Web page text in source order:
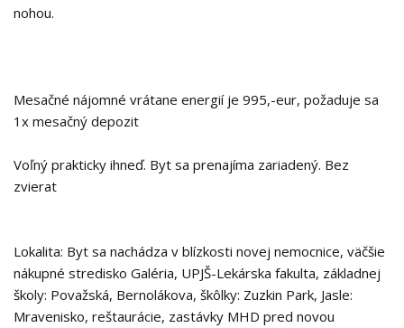
nohou.
Mesačné nájomné vrátane energií je 995,-eur, požaduje sa
1x mesačný depozit
Voľný prakticky ihneď. Byt sa prenajíma zariadený. Bez
zvierat
Lokalita: Byt sa nachádza v blízkosti novej nemocnice, väčšie
nákupné stredisko Galéria, UPJŠ-Lekárska fakulta, základnej
školy: Považská, Bernolákova, škôlky: Zuzkin Park, Jasle:
Mravenisko, reštaurácie, zastávky MHD pred novou